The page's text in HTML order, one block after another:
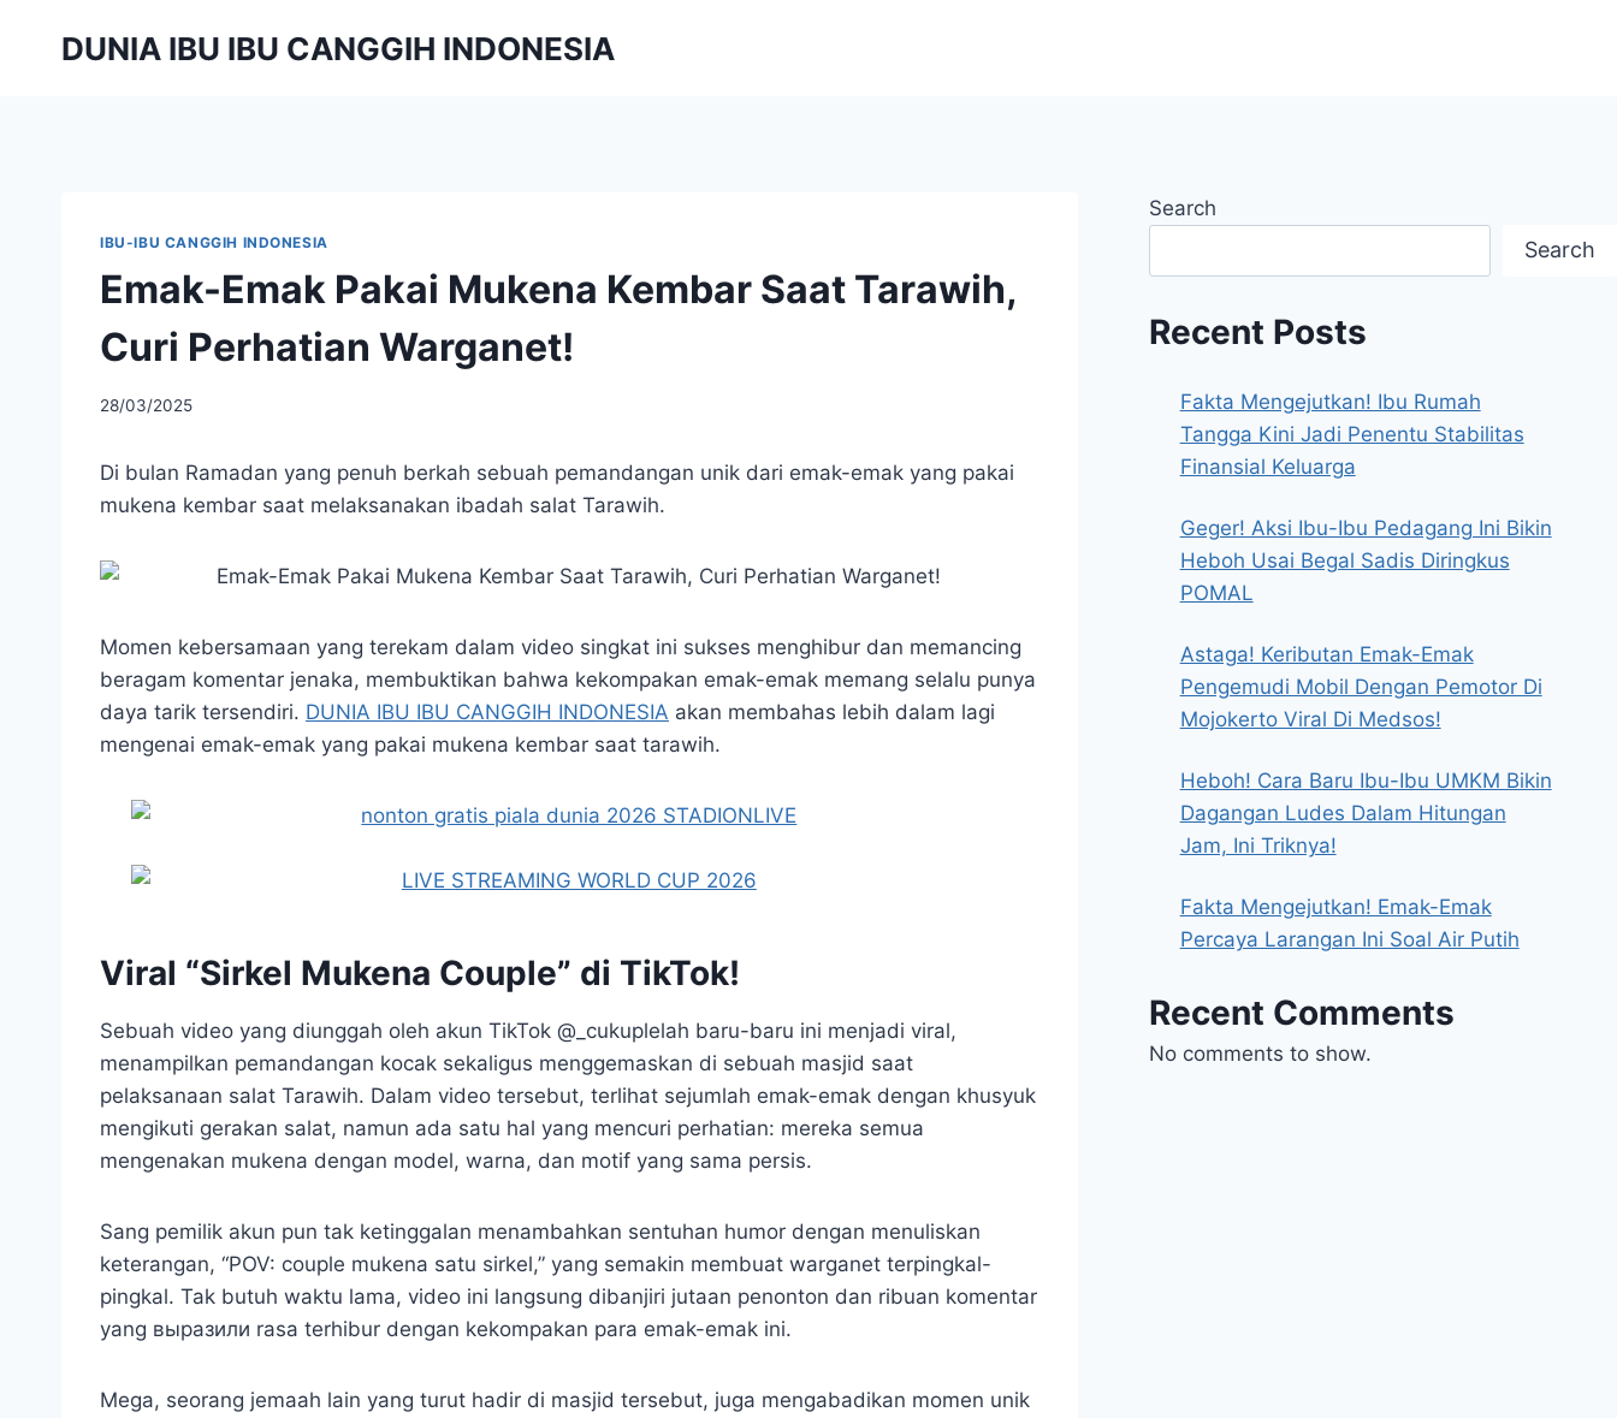
DUNIA IBU IBU CANGGIH INDONESIA
IBU-IBU CANGGIH INDONESIA
Emak-Emak Pakai Mukena Kembar Saat Tarawih,
Curi Perhatian Warganet!
By
28/03/2025
Di bulan Ramadan yang penuh berkah sebuah pemandangan unik dari emak-emak yang pakai
mukena kembar saat melaksanakan ibadah salat Tarawih.
Momen kebersamaan yang terekam dalam video singkat ini sukses menghibur dan memancing
beragam komentar jenaka, membuktikan bahwa kekompakan emak-emak memang selalu punya
daya tarik tersendiri. DUNIA IBU IBU CANGGIH INDONESIA akan membahas lebih dalam lagi
mengenai emak-emak yang pakai mukena kembar saat tarawih.
Viral “Sirkel Mukena Couple” di TikTok!
Sebuah video yang diunggah oleh akun TikTok @_cukuplelah baru-baru ini menjadi viral,
menampilkan pemandangan kocak sekaligus menggemaskan di sebuah masjid saat
pelaksanaan salat Tarawih. Dalam video tersebut, terlihat sejumlah emak-emak dengan khusyuk
mengikuti gerakan salat, namun ada satu hal yang mencuri perhatian: mereka semua
mengenakan mukena dengan model, warna, dan motif yang sama persis.
Sang pemilik akun pun tak ketinggalan menambahkan sentuhan humor dengan menuliskan
keterangan, “POV: couple mukena satu sirkel,” yang semakin membuat warganet terpingkal-
pingkal. Tak butuh waktu lama, video ini langsung dibanjiri jutaan penonton dan ribuan komentar
yang выразили rasa terhibur dengan kekompakan para emak-emak ini.
Mega, seorang jemaah lain yang turut hadir di masjid tersebut, juga mengabadikan momen unik
Search
Search
Recent Posts
Fakta Mengejutkan! Ibu Rumah
Tangga Kini Jadi Penentu Stabilitas
Finansial Keluarga
Geger! Aksi Ibu-Ibu Pedagang Ini Bikin
Heboh Usai Begal Sadis Diringkus
POMAL
Astaga! Keributan Emak-Emak
Pengemudi Mobil Dengan Pemotor Di
Mojokerto Viral Di Medsos!
Heboh! Cara Baru Ibu-Ibu UMKM Bikin
Dagangan Ludes Dalam Hitungan
Jam, Ini Triknya!
Fakta Mengejutkan! Emak-Emak
Percaya Larangan Ini Soal Air Putih
Recent Comments
No comments to show.